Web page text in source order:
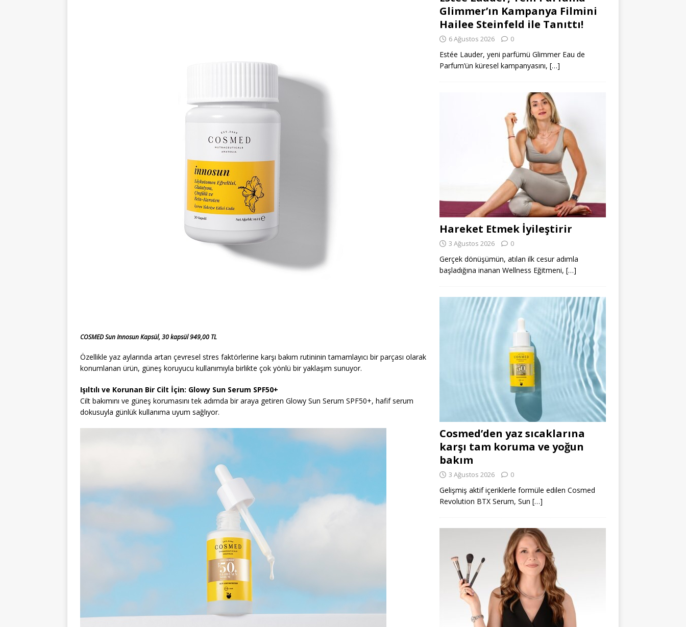
COSMED Sun Innosun Kapsül, 30 kapsül 949,00 TL
Özellikle yaz aylarında artan çevresel stres faktörlerine karşı bakım rutininin tamamlayıcı bir parçası olarak
konumlanan ürün, güneş koruyucu kullanımıyla birlikte çok yönlü bir yaklaşım sunuyor.
Işıltılı ve Korunan Bir Cilt İçin: Glowy Sun Serum SPF50+
Cilt bakımını ve güneş korumasını tek adımda bir araya getiren Glowy Sun Serum SPF50+, hafif serum
dokusuyla günlük kullanıma uyum sağlıyor.
Glimmer’ın Kampanya Filmini
Hailee Steinfeld ile Tanıttı!
6 Ağustos 2026 0
Estée Lauder, yeni parfümü Glimmer Eau de
Parfum’ün küresel kampanyasını, […]
Hareket Etmek İyileştirir
3 Ağustos 2026 0
Gerçek dönüşümün, atılan ilk cesur adımla
başladığına inanan Wellness Eğitmeni, […]
Cosmed’den yaz sıcaklarına
karşı tam koruma ve yoğun
bakım
3 Ağustos 2026 0
Gelişmiş aktif içeriklerle formüle edilen Cosmed
Revolution BTX Serum, Sun […]